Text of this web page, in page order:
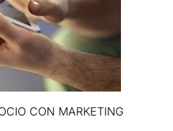
CON MARKETING